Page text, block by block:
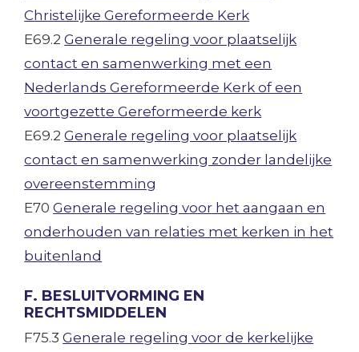
Christelijke Gereformeerde Kerk
E69.2Generale regeling voor plaatselijk
contact en samenwerking met een
Nederlands Gereformeerde Kerk of een
voortgezette Gereformeerde kerk
E69.2Generale regeling voor plaatselijk
contact en samenwerking zonder landelijke
overeenstemming
E70Generale regeling voor het aangaan en
onderhouden van relaties met kerken in het
buitenland
F. BESLUITVORMING EN
RECHTSMIDDELEN
F75.3Generale regeling voor de kerkelijke